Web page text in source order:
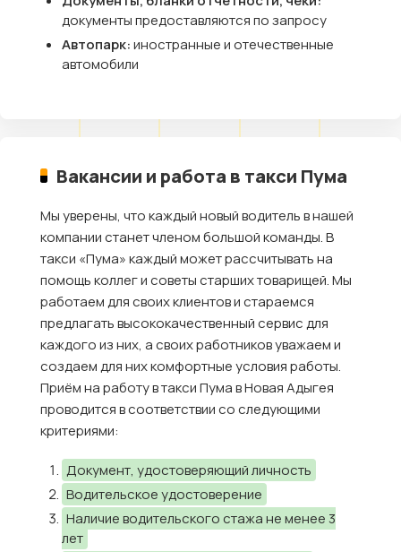
документы предоставляются по запросу
Автопарк:иностранные и отечественные
автомобили
Вакансии и работа в такси Пума
Мы уверены, что каждый новый водитель в нашей
компании станет членом большой команды. В
такси «Пума» каждый может рассчитывать на
помощь коллег и советы старших товарищей. Мы
работаем для своих клиентов и стараемся
предлагать высококачественный сервис для
каждого из них, а своих работников уважаем и
создаем для них комфортные условия работы.
Приём на работу в такси Пума в Новая Адыгея
проводится в соответствии со следующими
критериями:
Документ, удостоверяющий личность
Водительское удостоверение
Наличие водительского стажа не менее 3
лет